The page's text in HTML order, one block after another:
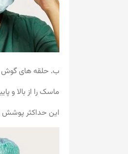
ب. حلقه های گوش
ماسک را از بالا و
این حداکثر پوشش